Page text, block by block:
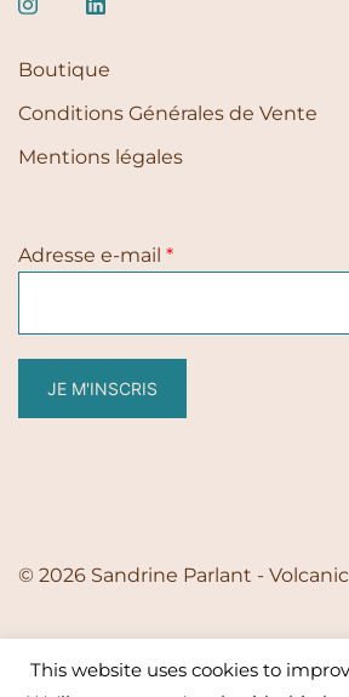
Boutique
Conditions Générales de Vente
Mentions légales
Adresse e-mail *
JE M'INSCRIS
© 2026 Sandrine Parlant -
This website uses cookies to